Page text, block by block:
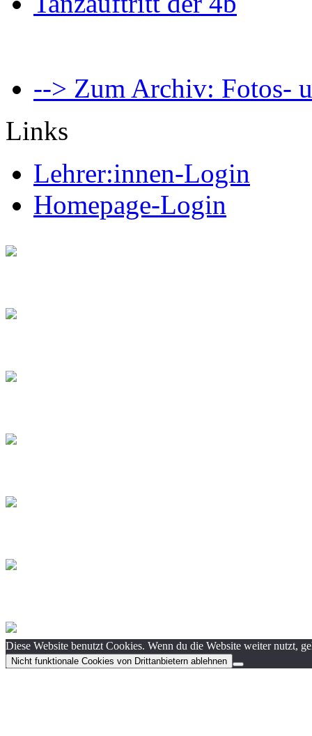
--> Zum Archiv: Fotos-
Links
Lehrer:innen-Login
Homepage-Login
Diese Website benutzt Cookies. Wenn du die Website weiter nutzt,
Nicht funktionale Cookies von Drittanbietern ablehnen